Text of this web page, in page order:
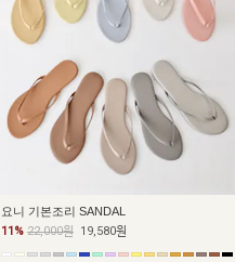
요니 기본조리 SANDAL
11% 22,000원 19,580원